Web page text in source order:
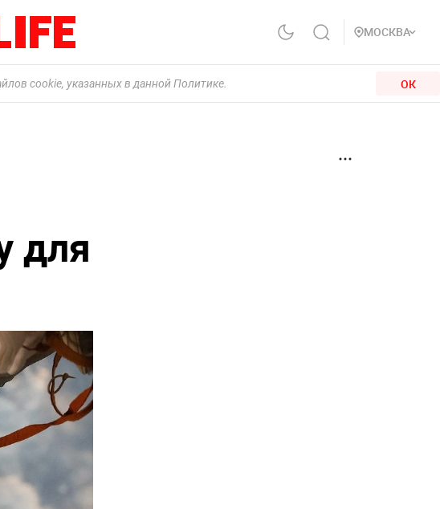
МОСКВА
cookie, указанных в данной Политике. ОК
для